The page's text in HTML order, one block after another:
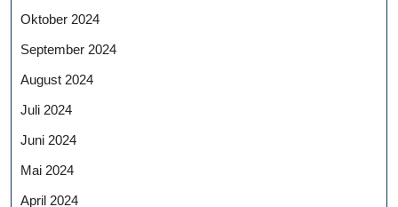
Oktober 2024
September 2024
August 2024
Juli 2024
Juni 2024
Mai 2024
April 2024